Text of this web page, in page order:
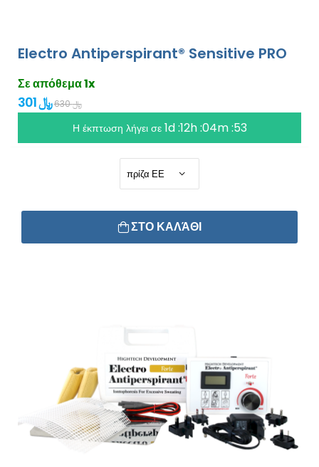
Electro Antiperspirant® Sensitive PRO
Σε απόθεμα 1x
301 ﷼ 630 ﷼
Η έκπτωση λήγει σε 1d :12h :04m :53
ΣΤΟ ΚΑΛΆΘΙ